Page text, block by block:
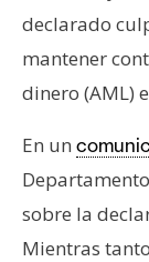
l
i
N
o
declarado
mantener
dinero (AML)
En un
sobre la
Mientras